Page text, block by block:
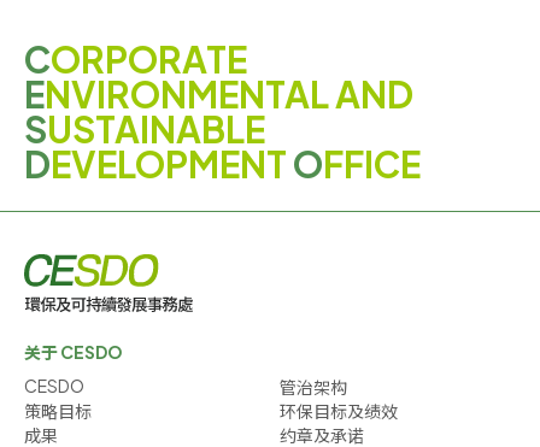
CORPORATE
ENVIRONMENTAL AND
SUSTAINABLE
DEVELOPMENTOFFICE
关于 CESDO
CESDO
管治架构
策略目标
环保目标及绩效
成果
约章及承诺